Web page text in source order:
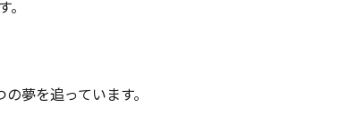
夢を追っています。